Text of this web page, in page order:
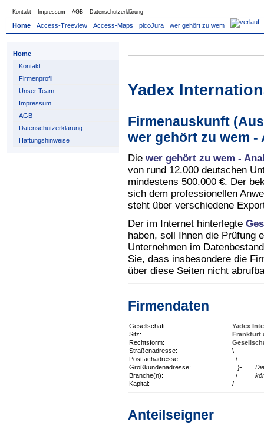
Kontakt Impressum AGB Datenschutzerklärung
Home Access-Treeview Access-Maps picoJura wer gehört zu wem
Home
Kontakt
Firmenprofil
Unser Team
Impressum
AGB
Datenschutzerklärung
Haftungshinweise
Yadex
Firmenauskunft
wer gehört zu wem -
Die wer gehört zu wem -
von rund 12.000 deutschen
mindestens 500.000 €. Der
sich dem professionellen
steht über verschiedene
Der im Internet hinterlegte
haben, soll Ihnen die Prüfung
Unternehmen im
Sie, dass insbesondere die
über diese Seiten nicht
Firmendaten
Gesellschaft:
Yadex
Sitz:
Frankfurt
Rechtsform:
Straßenadresse:
\
Postfachadresse:
\
Großkundenadresse:
}-
Branche(n):
/
Kapital:
/
Anteilseigner